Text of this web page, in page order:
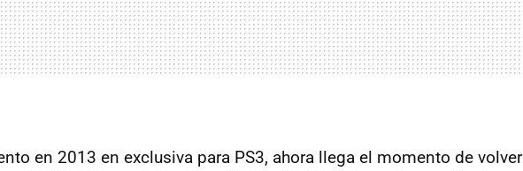
en 2013 en exclusiva para PS3, ahora llega el momento de volver